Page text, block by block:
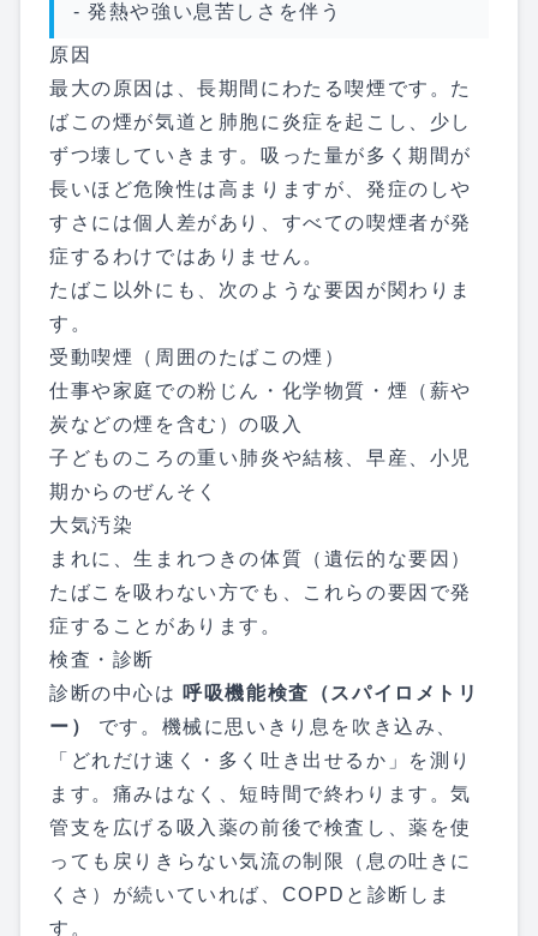
- 発熱や強い息苦しさを伴う
原因
最大の原因は、長期間にわたる喫煙です。た
ばこの煙が気道と肺胞に炎症を起こし、少し
ずつ壊していきます。吸った量が多く期間が
長いほど危険性は高まりますが、発症のしや
すさには個人差があり、すべての喫煙者が発
症するわけではありません。
たばこ以外にも、次のような要因が関わりま
す。
受動喫煙（周囲のたばこの煙）
仕事や家庭での粉じん・化学物質・煙（薪や
炭などの煙を含む）の吸入
子どものころの重い肺炎や結核、早産、小児
期からのぜんそく
大気汚染
まれに、生まれつきの体質（遺伝的な要因）
たばこを吸わない方でも、これらの要因で発
症することがあります。
検査・診断
診断の中心は 呼吸機能検査（スパイロメトリ
ー）
です。機械に思いきり息を吹き込み、
「どれだけ速く・多く吐き出せるか」を測り
ます。痛みはなく、短時間で終わります。気
管支を広げる吸入薬の前後で検査し、薬を使
っても戻りきらない気流の制限（息の吐きに
くさ）が続いていれば、COPDと診断しま
す。